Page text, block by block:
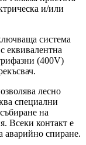
и/или
система
еквивалентна
(400V)
лесно
специални
на
Всеки контакт е
аварийно спиране.